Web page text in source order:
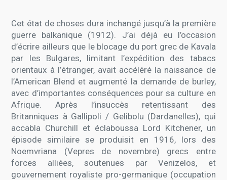
Cet état de choses dura inchangé jusqu’à la première
guerre balkanique (1912). J’ai déjà eu l’occasion
d’écrire ailleurs que le blocage du port grec de Kavala
par les Bulgares, limitant l’expédition des tabacs
orientaux à l’étranger, avait accéléré la naissance de
l’American Blend et augmenté la demande de burley,
avec d’importantes conséquences pour sa culture en
Afrique. Après l’insuccès retentissant des
Britanniques à Gallipoli / Gelibolu (Dardanelles), qui
accabla Churchill et éclaboussa Lord Kitchener, un
épisode similaire se produisit en 1916, lors des
Noemvriana (Vepres de novembre) grecs entre
forces alliées, soutenues par Venizelos, et
gouvernement royaliste pro-germanique (occupation